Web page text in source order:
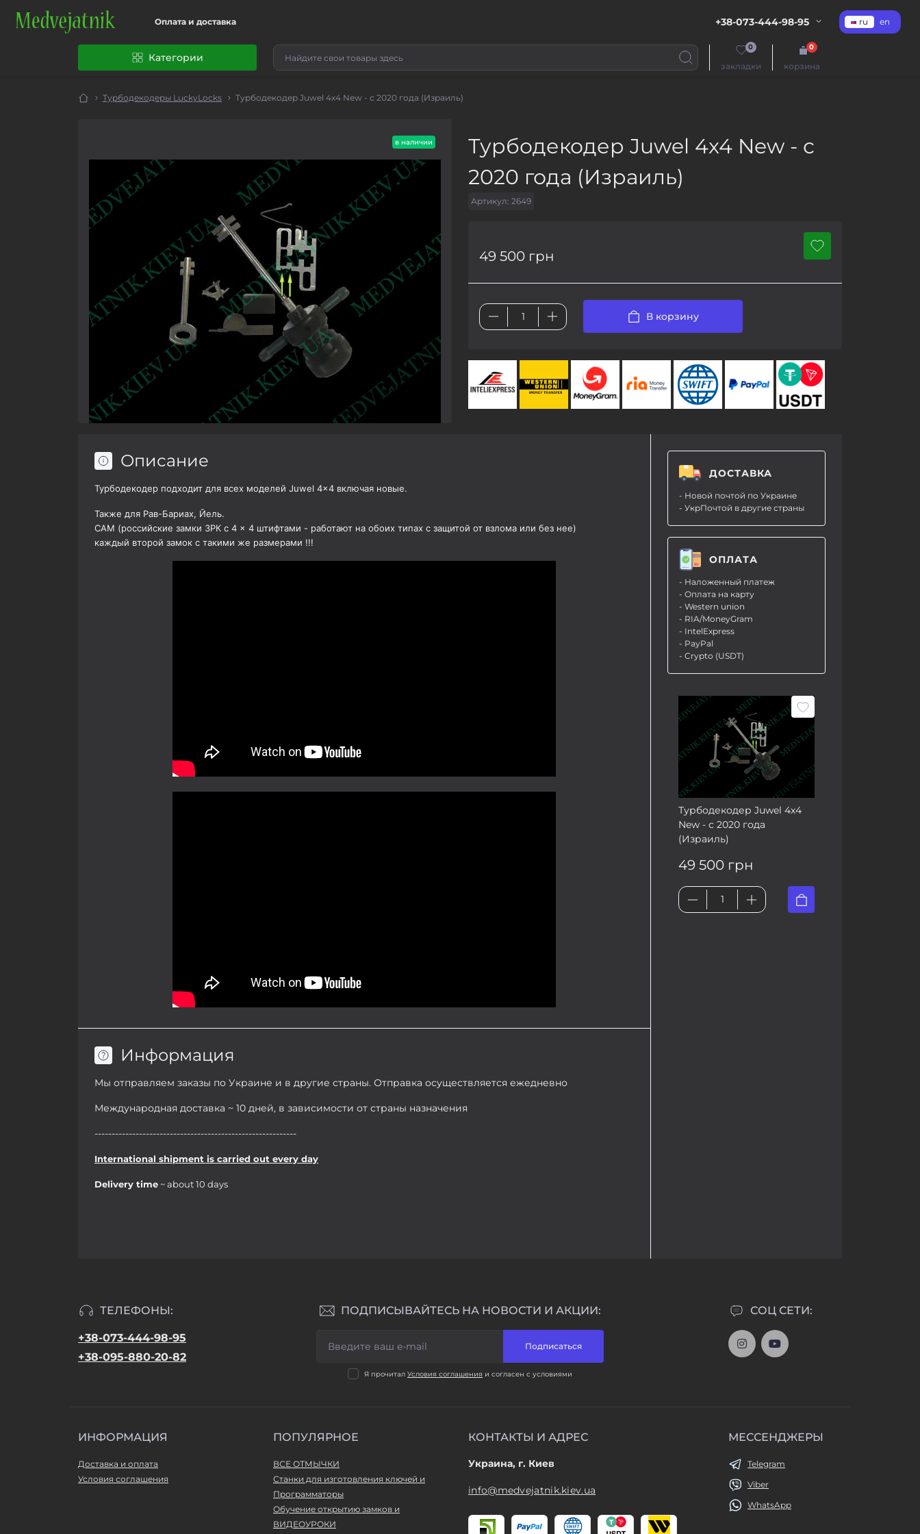
Оплата и доставка +38-073-444-98-95 ru en
Категории
закладки
0
корзина
0
Турбодекодеры LuckyLocks Турбодекодер Juwel 4x4 New - с 2020 года (Израиль)
в наличии
Турбодекодер Juwel 4x4 New - с
2020 года (Израиль)
Артикул: 2649
49 500 грн
В корзину
Описание
Турбодекодер подходит для всех моделей Juwel 4x4 включая новые.
Также для Рав-Бариах, Йель.
САМ (российские замки ЗРК с 4 × 4 штифтами - работают на обоих типах с защитой от взлома или без нее)
каждый второй замок с такими же размерами !!!
Информация
Мы отправляем заказы по Украине и в другие страны. Отправка осуществляется ежедневно
Международная доставка ~ 10 дней, в зависимости от страны назначения
-----------------------------------------------------------
International shipment is carried out every day
Delivery time ~ about 10 days
ДОСТАВКА
- Новой почтой по Украине
- УкрПочтой в другие страны
ОПЛАТА
- Наложенный платеж
- Оплата на карту
- Western union
- RIA/MoneyGram
- IntelExpress
- PayPal
- Crypto (USDT)
Турбодекодер Juwel 4x4
New - с 2020 года
(Израиль)
49 500 грн
ТЕЛЕФОНЫ:
+38-073-444-98-95
+38-095-880-20-82
СОЦ СЕТИ:
ПОДПИСЫВАЙТЕСЬ НА НОВОСТИ И АКЦИИ:
Подписаться
Я прочитал Условия соглашения и согласен с условиями
ИНФОРМАЦИЯ
Доставка и оплата
Условия соглашения
ПОПУЛЯРНОЕ
ВСЕ ОТМЫЧКИ
Станки для изготовления ключей и
Программаторы
Обучение открытию замков и
ВИДЕОУРОКИ
КОНТАКТЫ И АДРЕС
Украина, г. Киев
info@medvejatnik.kiev.ua
МЕССЕНДЖЕРЫ
Telegram
Viber
WhatsApp